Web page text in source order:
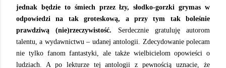
jednak będzie to śmiech przez łzy, słodko-gorzki grymas w
odpowiedzi na tak groteskową, a przy tym tak boleśnie
prawdziwą (nie)rzeczywistość. Serdecznie gratuluję autorom
talentu, a wydawnictwu – udanej antologii. Zdecydowanie polecam
nie tylko fanom fantastyki, ale także wielbicielom opowieści o
ludziach. A po lekturze tej antologii z pewnością uznacie, że